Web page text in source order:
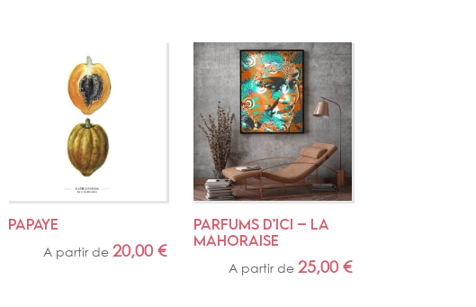
PAPAYE
A partir de 20,00 €
PARFUMS D’ICI – LA
MAHORAISE
A partir de25,00€